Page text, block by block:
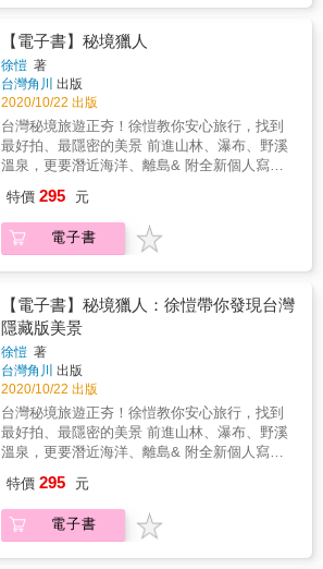
生，不僅替山林海洋帶來不必要的嘈雜和想
像，也使得我們愈來愈不懂得為「自己」旅行
－－我們的旅行，更多時候只是複製他人的建
議，重走別人的旅途。 & 不同於以往作品，影
像僅作為文字情緒的輔佐，這回讓照片和文字
一比一地呈現，放大其角色，也拿掉圖說，讓
影像能夠訴說自己的故事。 & 或許，在這樣一
個喧囂難平的時代，我們都該讓事物回歸最初
的模樣。讓山只是山，海只是海，而旅人，也
不是本意，時間卻選擇讓我成為孤獨的人。」
& 「Into Solitude」，Solitude意謂著獨處，卻
不代表孤獨。 & 有時刻意地讓自己隻身地踏上
旅程，是能更好地和自己對話的方法。 即便沒
有人喜歡，但孤獨卻是人生必經的情緒。當世
界因為疫情封鎖之際，人們比起以往更需要懂
得如何和自己相處。 & 新作雖然以孤獨為題，
但更多故事則是自我療傷－－關於旅人如何面
對自己的孤獨，帶上它，並珍惜它，重新面對
雖然未完成，而依然絢爛的世界。 & 本書特色
& ‧全彩印刷、1：1圖文收錄。讓照片說話，讓
文字躍然紙上 ‧全書旅程皆源自台灣。除去旅遊
年最新作。創作歷年來最為坦露內心的告白之
作 ‧知名設計師田修銓由外到內全書操刀設計，
特別邀請眾藝人御用攝影師王晨熙拍攝封面
與其說是「書」，反而更像一本記錄著途中風
物及旅人心境的「札記」。使閱讀過程不僅僅
是「看」，更可以參與補足缺失的資訊，使這
本札記更完整、豐富。 & 七大章節的32篇短
文，分別紀錄在台灣不同自然環境裡的旅程。
& 有冬雨綿綿的湖泊、海岸壯闊的離島、橫越
森林的百年古道，還有荒漠裡傾頹的燈塔。透
過這些並不遙遠，卻同樣精彩的旅程，重新找
回生活失去的色彩，也拾回自己的形狀。 & 這
次，讓所有旅人決定這本作品的形狀。 它既能
是書，也能是札記，也可以什麼都不是－－只
是一個旅行作家的心情隨筆。& & ▌讓照片說
話，反思社群媒體現象 & 近年來隨著網路媒體
生，不僅替山林海洋帶來不必要的嘈雜和想
像，也使得我們愈來愈不懂得為「自己」旅行
－－我們的旅行，更多時候只是複製他人的建
議，重走別人的旅途。 & 不同於以往作品，影
像僅作為文字情緒的輔佐，這回讓照片和文字
一比一地呈現，放大其角色，也拿掉圖說，讓
影像能夠訴說自己的故事。 & 或許，在這樣一
個喧囂難平的時代，我們都該讓事物回歸最初
的模樣。讓山只是山，海只是海，而旅人，也
只是單純熱愛，渴望探索的旅人。 & ▌「寂寞
& 「Into Solitude」，Solitude意謂著獨處，卻
不代表孤獨。 & 有時刻意地讓自己隻身地踏上
旅程，是能更好地和自己對話的方法。 即便沒
精選60處北中南東離島秘境 ‧ 從天空的視角鳥
瞰美麗臺灣。 ☻ 小林 ‧ 旅行札記
旅行路上的景色與故事57則 ‧ 傾訴對島嶼和人
的感動心情。 ☻ 部落 ‧ 鄒族故事
阿里山天空部落遊記 3篇 ‧ 和老鷹的子民一起記
錄神話大地。 ▍ 我想從老鷹的背上俯瞰全世
界。 在臺灣寫下的日記，已經2,190天了。 當
上眺望著天空。 活火山的鼓動、大海的生態
系、高山綻放的滿天星斗。 百聞不如一見。
你，將成為飛鳥的眼睛，隨著風的方向，在山
海中盤旋。 心中不斷地掀起向上高升的氣流。
天空，總會與你同在。 Be Sky Taiwan ▍ 風起
臺灣，風たちぬ、台湾。 『身為日本人的我，
帶著敬意與誠意的心情，記錄並讚頌這片大
地，風起，臺灣。』 『日本人として、敬意と
誠意を込めて記録した大地讃頌、風たちぬ、
台湾。』 &mdash;&mdash;&mdash;&mdash;
攝影師 ‧ 旅行作家 小林賢伍 KENGO
KOBAYASHI ▍ 我遇到了許多景色與故事。 就
本旅台攝影師作家小林賢伍，2018年拍攝了
「宜蘭聖母峰」引起許多共鳴，在他命名下，
這座山成為人人皆知的「抹茶山」，也締結小
【電子書】秘境獵人
徐愷 著
台灣角川 出版
2020/10/22 出版
台灣秘境旅遊正夯！徐愷教你安心旅行，找到
最好拍、最隱密的美景 前進山林、瀑布、野溪
溫泉，更要潛近海洋、離島& 附全新個人寫真
花開、萬物更新的時候，我卻陷入低潮。工作
不上不下，生活了無新意，我覺得我該做點改
變。」那時候徐愷去拜師練詠春，重新學習空
頻道。「我用手機和GoPro來拍攝，並且用
iPhone剪輯vlog、上字幕，並要求自己至少每
週上一支影片。因為拍片的需求，我每週都找
了一些朋友遊山玩水，過程中看到他們在大自
然裡快樂的樣子，我覺得好開心，他們每個都
愛上了這種生活。」在影片中，徐愷提倡的理
念是「你不需要花多少錢，就能夠得到這些快
樂，這些大自然帶給我們真誠的快樂！」 & 大
概這樣更新了十部影片後，徐愷的頻道訂閱人
數開始暴增。也因此他開始升級設備、購入空
程中，他覺得自己開啟了人生不同的篇章！ &
於是徐愷想把一些觀念用好玩的方式傳達出
去。「曾經我也犯錯，差點命喪大海，透過這
特價 295 元
電子書
【電子書】秘境獵人：徐愷帶你發現台灣
隱藏版美景
徐愷 著
台灣角川 出版
2020/10/22 出版
台灣秘境旅遊正夯！徐愷教你安心旅行，找到
最好拍、最隱密的美景 前進山林、瀑布、野溪
溫泉，更要潛近海洋、離島& 附全新個人寫真
花開、萬物更新的時候，我卻陷入低潮。工作
不上不下，生活了無新意，我覺得我該做點改
變。」那時候徐愷去拜師練詠春，重新學習空
特價 295 元
電子書